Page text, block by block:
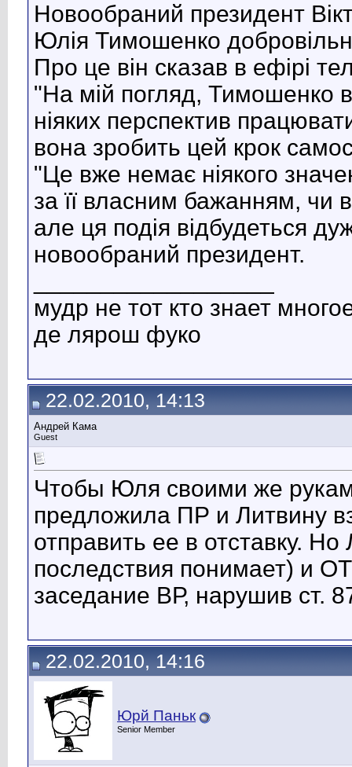
Новообраний президент
Юлія Тимошенко
Про це він сказав в ефірі
"На мій погляд, Тимошенко
ніяких перспектив
вона зробить цей крок
"Це вже немає ніякого
за її власним бажанням, чи
але ця подія відбудеться
новообраний президент.
мудр не тот кто знает
де лярош фуко
22.02.2010, 14:13
Андрей Кама
Guest
Чтобы Юля своими же
предложила ПР и Литвину
отправить ее в отставку.
последствия понимает) и
заседание ВР, нарушив ст.
22.02.2010, 14:16
Юрй Паньк
Senior Member